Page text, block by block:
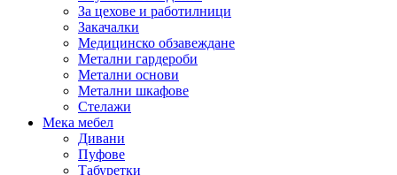
За цехове и работилници
Закачалки
Медицинско обзавеждане
Метални гардероби
Метални основи
Метални шкафове
Стелажи
Мека мебел
Дивани
Пуфове
Табуретки